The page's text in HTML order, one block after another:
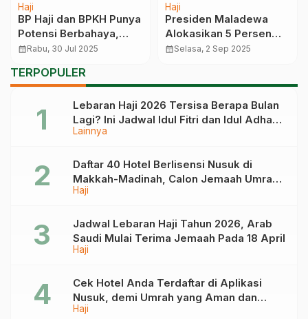
Haji
BP Haji dan BPKH Punya
Potensi Berbahaya,
Dewan Syariah
DPR Perlu Tetap
Mengontrol
calendar_monthRabu, 30 Jul 2025
Haji
Presiden Maladewa
Alokasikan 5 Persen
Kuota Haji untuk Fakir
calendar_monthSelasa, 2 Sep 2025
TERPOPULER
Lainnya
Lebaran Haji 2026 Tersisa Berapa Bulan
Lagi? Ini Jadwal Idul Fitri dan Idul Adha
Tahun Depan
Haji
Daftar 40 Hotel Berlisensi Nusuk di
Makkah-Madinah, Calon Jemaah Umrah
Cek di Sini
Haji
Jadwal Lebaran Haji Tahun 2026, Arab
Saudi Mulai Terima Jemaah Pada 18 April
Haji
Cek Hotel Anda Terdaftar di Aplikasi
Nusuk, demi Umrah yang Aman dan
Tidak Dimanipulasi